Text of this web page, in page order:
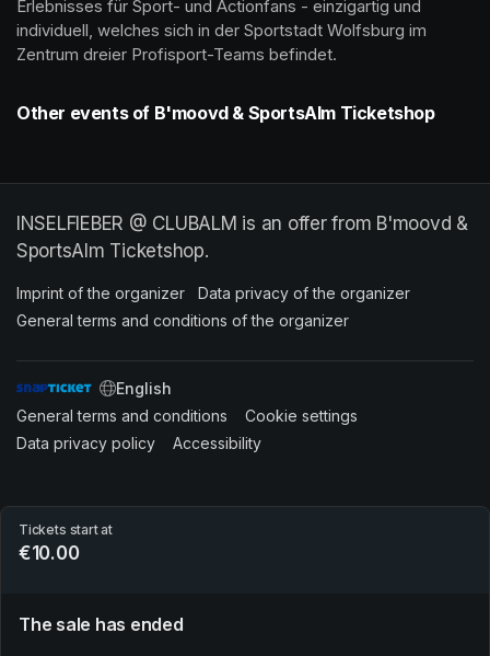
Tickets start at
€10.00
The sale has ended
Erlebnisses für Sport- und Actionfans - einzigartig und
individuell, welches sich in der Sportstadt Wolfsburg im
Zentrum dreier Profisport-Teams befindet.
Other events of B'moovd & SportsAlm Ticketshop
INSELFIEBER @ CLUBALM is an offer from B'moovd &
SportsAlm Ticketshop.
Imprint of the organizer (opens in a new tab)
Data privacy of the organizer
General terms and conditions of the organizer
SWITCH LANGUAGE
General terms and conditions (opens in a new tab)
Cookie settings
Data privacy policy (opens in a new tab)
Accessibility